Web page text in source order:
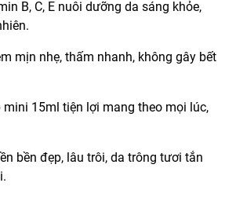
B, C, E nuôi dưỡng da sáng khỏe,
mịn nhẹ, thấm nhanh, không gây bết
mini 15ml tiện lợi mang theo mọi lúc,
bền đẹp, lâu trôi, da trông tươi tắn